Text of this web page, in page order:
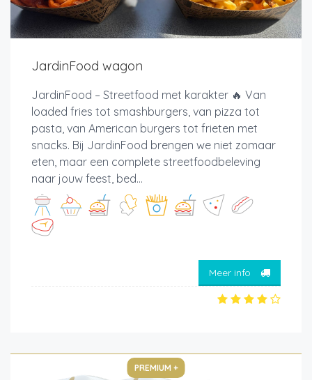
JardinFood wagon
JardinFood – Streetfood met karakter 🔥 Van
loaded fries tot smashburgers, van pizza tot
pasta, van American burgers tot frieten met
snacks. Bij JardinFood brengen we niet zomaar
eten, maar een complete streetfoodbeleving
naar jouw feest, bed...
Meer info
PREMIUM +